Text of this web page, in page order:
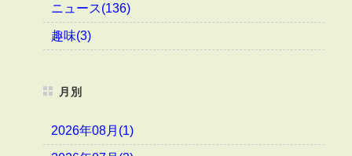
ニュース(136)
趣味(3)
月別
2026年08月(1)